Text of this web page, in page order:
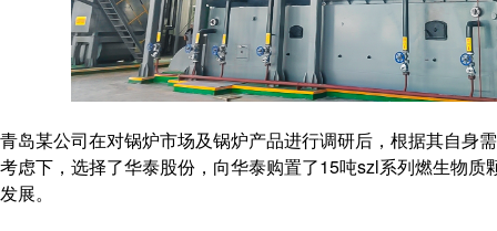
青岛某公司在对锅炉市场及锅炉产品进行调研后，根据其自身
考虑下，选择了华泰股份，向华泰购置了15吨szl系列燃生物
发展。